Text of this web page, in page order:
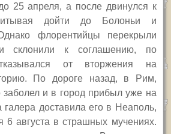
25 апреля, а после двинулся к
дойти до Болоньи и
флорентийцы перекрыли
склонили к соглашению, по
от вторжения на
По дороге назад, в Рим,
заболел и в город прибыл уже на
доставила его в Неаполь,
6 августа в страшных мучениях.